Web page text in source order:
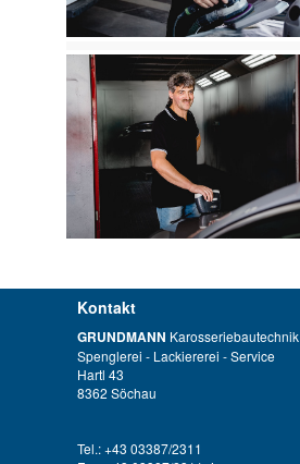
Kontakt
GRUNDMANN Karosseriebautechnik
Spenglerei - Lackiererei - Service
Hartl 43
8362 Söchau
Tel.: +43 03387/2311